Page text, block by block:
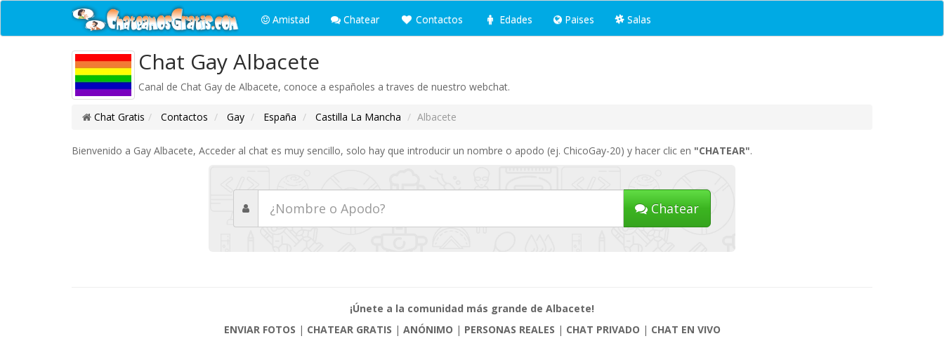
Amistad Chatear Contactos Edades Paises Salas
Chat Gay Albacete
Canal de Chat Gay de Albacete, conoce a españoles a traves de nuestro webchat.
Chat Gratis Contactos Gay España Castilla La Mancha Albacete
Bienvenido a Gay Albacete, Acceder al chat es muy sencillo, solo hay que introducir un nombre o apodo (ej. ChicoGay-20) y hacer clic en "CHATEAR".
Chatear
¡Únete a la comunidad más grande de Albacete!
ENVIAR FOTOS | CHATEAR GRATIS | ANÓNIMO | PERSONAS REALES | CHAT PRIVADO | CHAT EN VIVO